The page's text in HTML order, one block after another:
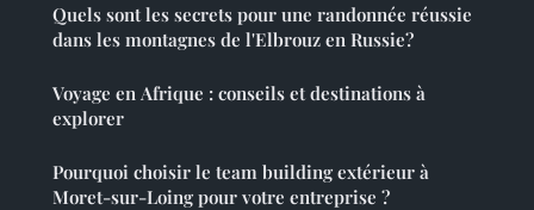
Quels sont les secrets pour une randonnée réussie
dans les montagnes de l'Elbrouz en Russie?
Voyage en Afrique : conseils et destinations à
explorer
Pourquoi choisir le team building extérieur à
Moret-sur-Loing pour votre entreprise ?